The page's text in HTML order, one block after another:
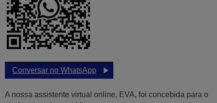
Conversar no WhatsApp
A nossa assistente virtual online, EVA, foi concebida para o